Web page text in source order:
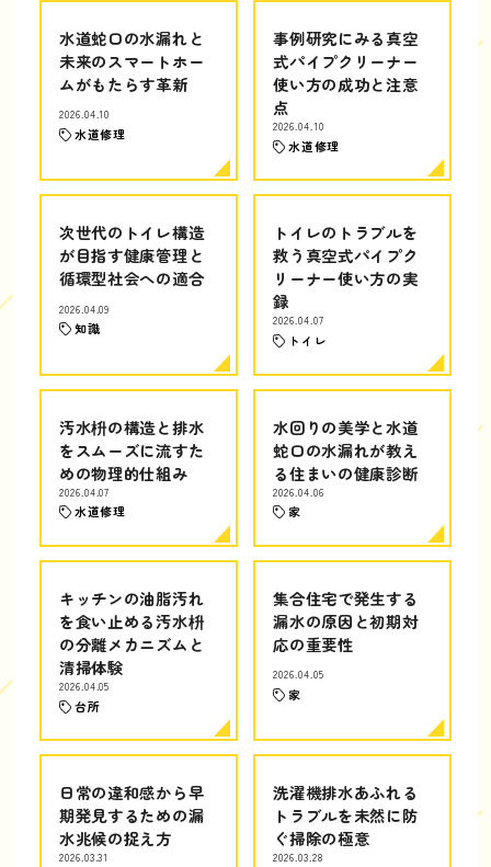
水道蛇口の水漏れと
未来のスマートホー
ムがもたらす革新
2026.04.10
水道修理
事例研究にみる真空
式パイプクリーナー
使い方の成功と注意
点
2026.04.10
水道修理
次世代のトイレ構造
が目指す健康管理と
循環型社会への適合
2026.04.09
知識
トイレのトラブルを
救う真空式パイプク
リーナー使い方の実
録
2026.04.07
トイレ
汚水枡の構造と排水
をスムーズに流すた
めの物理的仕組み
2026.04.07
水道修理
水回りの美学と水道
蛇口の水漏れが教え
る住まいの健康診断
2026.04.06
家
キッチンの油脂汚れ
を食い止める汚水枡
の分離メカニズムと
清掃体験
2026.04.05
台所
集合住宅で発生する
漏水の原因と初期対
応の重要性
2026.04.05
家
日常の違和感から早
期発見するための漏
水兆候の捉え方
2026.03.31
洗濯機排水あふれる
トラブルを未然に防
ぐ掃除の極意
2026.03.28